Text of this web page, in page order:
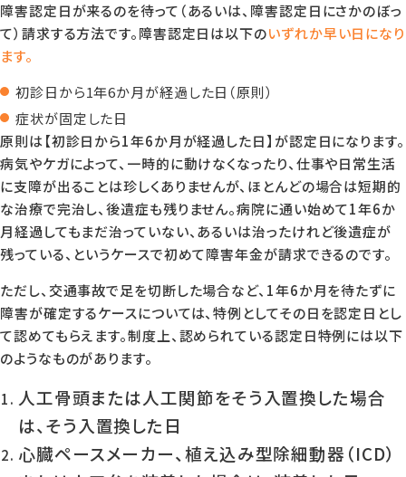
障害認定日が来るのを待って（あるいは、障害認定日にさかのぼっ
て）請求する方法です。障害認定日は以下のいずれか早い日になり
ます。
初診日から1年6か月が経過した日（原則）
症状が固定した日
原則は【初診日から1年6か月が経過した日】が認定日になります。
病気やケガによって、一時的に動けなくなったり、仕事や日常生活
に支障が出ることは珍しくありませんが、ほとんどの場合は短期的
な治療で完治し、後遺症も残りません。病院に通い始めて1年6か
月経過してもまだ治っていない、あるいは治ったけれど後遺症が
残っている、というケースで初めて障害年金が請求できるのです。
ただし、交通事故で足を切断した場合など、1年6か月を待たずに
障害が確定するケースについては、特例としてその日を認定日とし
て認めてもらえます。制度上、認められている認定日特例には以下
のようなものがあります。
人工骨頭または人工関節をそう入置換した場合
は、そう入置換した日
心臓ペースメーカー、植え込み型除細動器（ICD）